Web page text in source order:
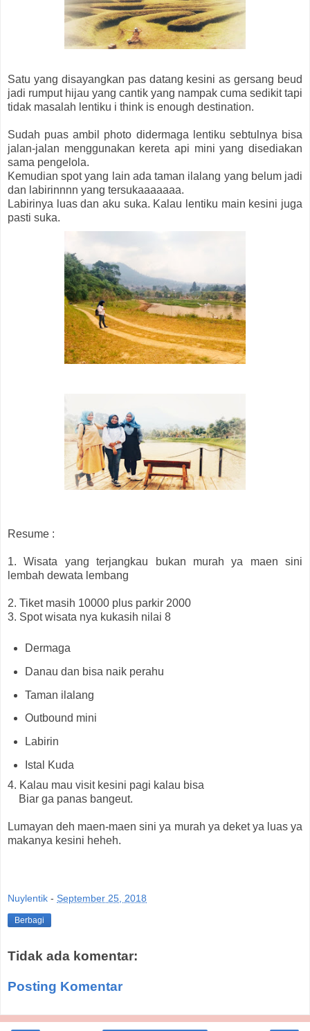
Satu yang disayangkan pas datang kesini as gersang beud
jadi rumput hijau yang cantik yang nampak cuma sedikit tapi
tidak masalah lentiku i think is enough destination.
Sudah puas ambil photo didermaga lentiku sebtulnya bisa
jalan-jalan menggunakan kereta api mini yang disediakan
sama pengelola.
Kemudian spot yang lain ada taman ilalang yang belum jadi
dan labirinnnn yang tersukaaaaaaa.
Labirinya luas dan aku suka. Kalau lentiku main kesini juga
pasti suka.
Resume :
1. Wisata yang terjangkau bukan murah ya maen sini
lembah dewata lembang
2. Tiket masih 10000 plus parkir 2000
3. Spot wisata nya kukasih nilai 8
Dermaga
Danau dan bisa naik perahu
Taman ilalang
Outbound mini
Labirin
Istal Kuda
4. Kalau mau visit kesini pagi kalau bisa
Biar ga panas bangeut.
Lumayan deh maen-maen sini ya murah ya deket ya luas ya
makanya kesini heheh.
Nuylentik - September 25, 2018
Berbagi
Tidak ada komentar:
Posting Komentar